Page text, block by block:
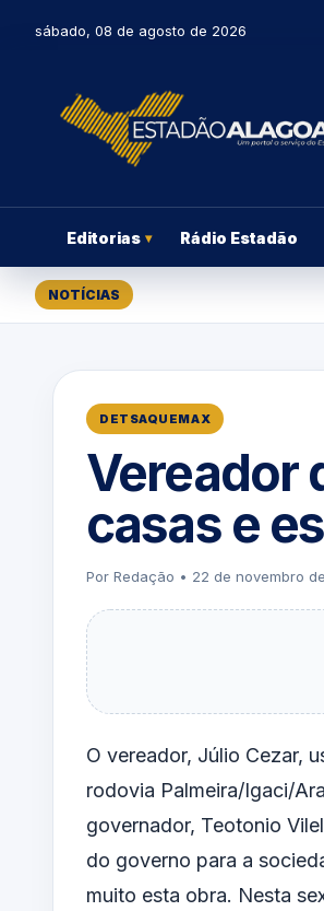
sábado, 08 de agosto de 2026
Editorias ▾ Rádio Estadão
NOTÍCIAS
DETSAQUEMAX
Vereador
casas e
Por Redação • 22 de novembro
O vereador, Júlio Cezar,
rodovia Palmeira/Igaci/
governador, Teotonio
do governo para a
muito esta obra. Nesta